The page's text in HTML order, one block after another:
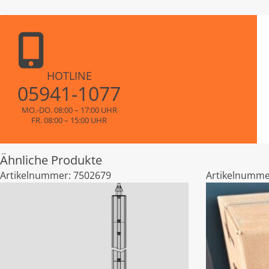
HOTLINE
05941-1077
MO.-DO. 08:00 – 17:00 UHR
FR. 08:00 – 15:00 UHR
Ähnliche Produkte
Artikelnummer: 7502679